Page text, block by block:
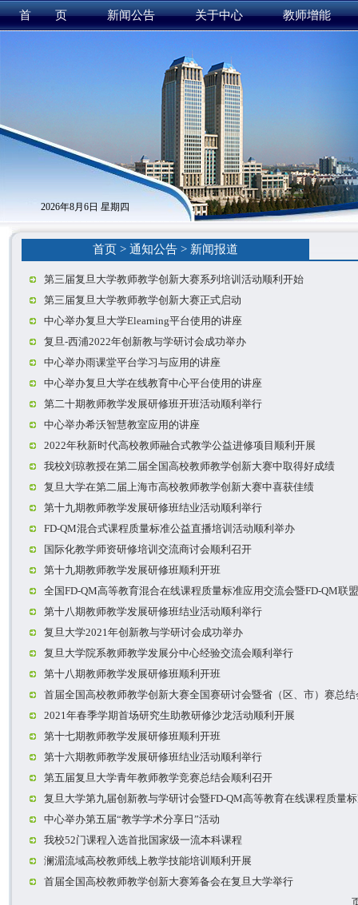
首 页 新闻公告 关于中心 教师增能
2026年8月6日 星期四
首页> 通知公告> 新闻报道
第三届复旦大学教师教学创新大赛系列培训活动顺利开始
第三届复旦大学教师教学创新大赛正式启动
中心举办复旦大学Elearning平台使用的讲座
复旦-西浦2022年创新教与学研讨会成功举办
中心举办雨课堂平台学习与应用的讲座
中心举办复旦大学在线教育中心平台使用的讲座
第二十期教师教学发展研修班开班活动顺利举行
中心举办希沃智慧教室应用的讲座
2022年秋新时代高校教师融合式教学公益进修项目顺利开展
我校刘琼教授在第二届全国高校教师教学创新大赛中取得好成绩
复旦大学在第二届上海市高校教师教学创新大赛中喜获佳绩
第十九期教师教学发展研修班结业活动顺利举行
FD-QM混合式课程质量标准公益直播培训活动顺利举办
国际化教学师资研修培训交流商讨会顺利召开
第十九期教师教学发展研修班顺利开班
全国FD-QM高等教育混合在线课程质量标准应用交流会暨FD-QM联
第十八期教师教学发展研修班结业活动顺利举行
复旦大学2021年创新教与学研讨会成功举办
复旦大学院系教师教学发展分中心经验交流会顺利举行
第十八期教师教学发展研修班顺利开班
首届全国高校教师教学创新大赛全国赛研讨会暨省（区、市）赛总
2021年春季学期首场研究生助教研修沙龙活动顺利开展
第十七期教师教学发展研修班顺利开班
第十六期教师教学发展研修班结业活动顺利举行
第五届复旦大学青年教师教学竞赛总结会顺利召开
复旦大学第九届创新教与学研讨会暨FD-QM高等教育在线课程质量
中心举办第五届“教学学术分享日”活动
我校52门课程入选首批国家级一流本科课程
澜湄流域高校教师线上教学技能培训顺利开展
首届全国高校教师教学创新大赛筹备会在复旦大学举行